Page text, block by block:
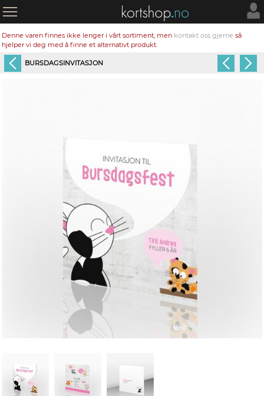
Denne varen finnes ikke lenger i vårt sortiment, men kontakt oss gjerne så
hjelper vi deg med å finne et alternativt produkt.
BURSDAGSINVITASJON